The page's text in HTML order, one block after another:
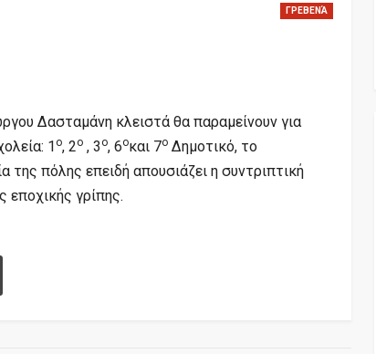
ΓΡΕΒΕΝΆ
Δασταμάνη κλειστά θα παραμείνουν για
1 ο, 2ο , 3 ο, 6οκαι 7ο Δημοτικό, το
πόλης επειδή απουσιάζει η συντριπτική
γρίπης.